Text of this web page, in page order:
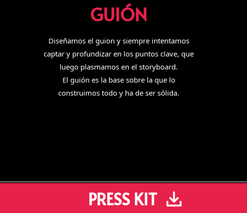
GUIÓN
Diseñamos el guion y siempre intentamos
captar y profundizar en los puntos clave, que
luego plasmamos en el storyboard.
El guión es la base sobre la que lo
construimos todo y ha de ser sólida.
PRESS KIT